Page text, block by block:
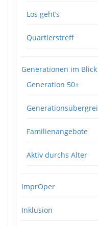
Los geht’s
Quartierstreff
Generationen im Blick
Generation 50+
Familienangebote
Aktiv durchs Alter
ImprOper
Inklusion